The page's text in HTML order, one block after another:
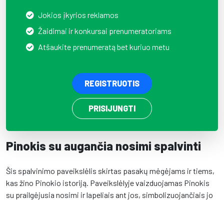
Jokios įkyrios reklamos
Žaidimai ir konkursai prenumeratoriams
Atšaukite prenumeratą bet kuriuo metu
REGISTRUOTIS
PRISIJUNGTI
Pinokis su augančia nosimi spalvinti
Šis spalvinimo paveikslėlis skirtas pasakų mėgėjams ir tiems,
kas žino Pinokio istoriją. Paveikslėlyje vaizduojamas Pinokis
su prailgėjusia nosimi ir lapeliais ant jos, simbolizuojančiais jo